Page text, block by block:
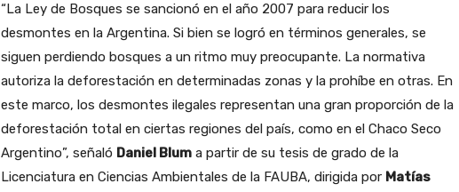
“La Ley de Bosques se sancionó en el año 2007 para reducir los
desmontes en la Argentina. Si bien se logró en términos generales, se
siguen perdiendo bosques a un ritmo muy preocupante. La normativa
autoriza la deforestación en determinadas zonas y la prohíbe en otras. En
este marco, los desmontes ilegales representan una gran proporción de la
deforestación total en ciertas regiones del país, como en el Chaco Seco
Argentino”, señaló Daniel Bluma partir de su tesis de grado de la
Licenciatura en Ciencias Ambientales de la FAUBA, dirigida por Matías